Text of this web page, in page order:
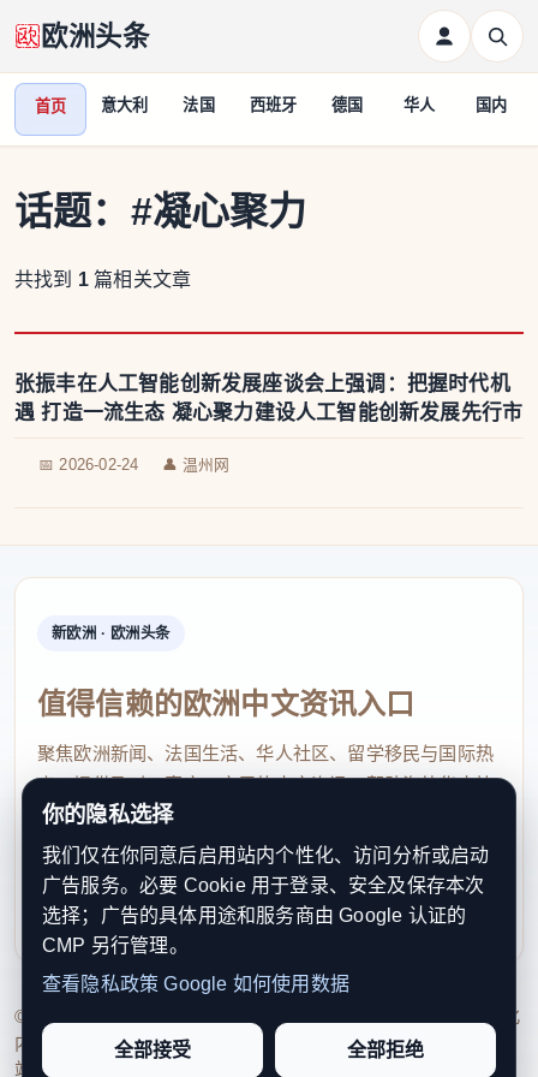
欧洲头条
首页 意大利 法国 西班牙 德国 华人 国内
话题： #凝心聚力
共找到 1 篇相关文章
张振丰在人工智能创新发展座谈会上强调：把握时代机
遇 打造一流生态 凝心聚力建设人工智能创新发展先行市
📅 2026-02-24 👤 温州网
新欧洲 · 欧洲头条
值得信赖的欧洲中文资讯入口
聚焦欧洲新闻、法国生活、华人社区、留学移民与国际热
点，提供及时、真实、实用的中文资讯，帮助海外华人快
速了解欧洲动态。
contact@xinouzhou.com
服务支持、版权与合作：工作日优先处理站务、投稿与权
利通知
© 2026 新欧洲·欧洲头条. All Rights Reserved. 本网站持续优化
内容透明度、联系方式与用户权利说明，以提升品牌信任感和
站点完整度。
你的隐私选择
我们仅在你同意后启用站内个性化、访问分析或启动
广告服务。必要 Cookie 用于登录、安全及保存本次
选择；广告的具体用途和服务商由 Google 认证的
CMP 另行管理。
查看隐私政策 Google 如何使用数据
全部接受 全部拒绝